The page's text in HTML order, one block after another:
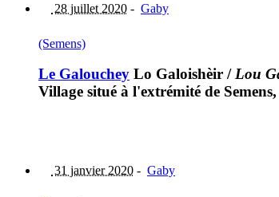
28 juillet 2020 - Gaby
(Semens)
Le Galouchey Lo Galoishèir /Lou
Village situé à l'extrémité de
31 janvier 2020 - Gaby